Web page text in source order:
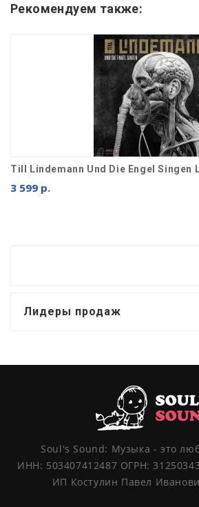
Рекомендуем также:
Till Lindemann Und Die Engel Singen
3 599 р.
Лидеры продаж
Soul's Sound: Музыка - это
ИНН: 503407412487 ОГРН:
ИП Костулин Павел